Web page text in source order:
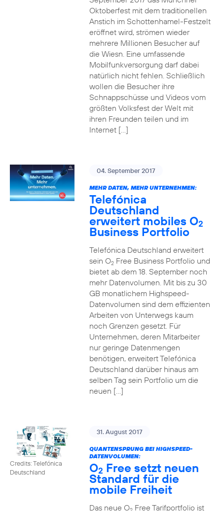
Oktoberfest mit dem traditionellen
Anstich im Schottenhamel-Festzelt
eröffnet wird, strömen wieder
mehrere Millionen Besucher auf
die Wiesn. Eine umfassende
Mobilfunkversorgung darf dabei
natürlich nicht fehlen. Schließlich
wollen die Besucher ihre
Schnappschüsse und Videos vom
größten Volksfest der Welt mit
ihren Freunden teilen und im
Internet […]
04. September 2017
MEHR DATEN, MEHR UNTERNEHMEN:
Telefónica
Deutschland
erweitert mobiles O2
Business Portfolio
Telefónica Deutschland erweitert
sein O2Free Business Portfolio und
bietet ab dem 18. September noch
mehr Datenvolumen. Mit bis zu 30
GB monatlichem Highspeed-
Datenvolumen sind dem effizienten
Arbeiten von Unterwegs kaum
noch Grenzen gesetzt. Für
Unternehmen, deren Mitarbeiter
nur geringe Datenmengen
benötigen, erweitert Telefónica
Deutschland darüber hinaus am
selben Tag sein Portfolio um die
neuen […]
Credits: Telefónica
Deutschland
31. August 2017
QUANTENSPRUNG BEI HIGHSPEED-
DATENVOLUMEN:
O2 Free setzt neuen
Standard für die
mobile Freiheit
Das neue O Free Tarifportfolio ist